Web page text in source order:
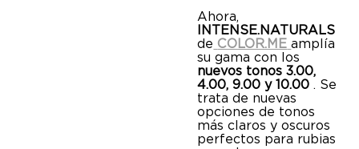
Ahora,
INTENSE.NATURALS
de COLOR.ME amplía
su gama con los
nuevos tonos 3.00,
4.00, 9.00 y 10.00 . Se
trata de nuevas
opciones de tonos
más claros y oscuros
perfectos para rubias